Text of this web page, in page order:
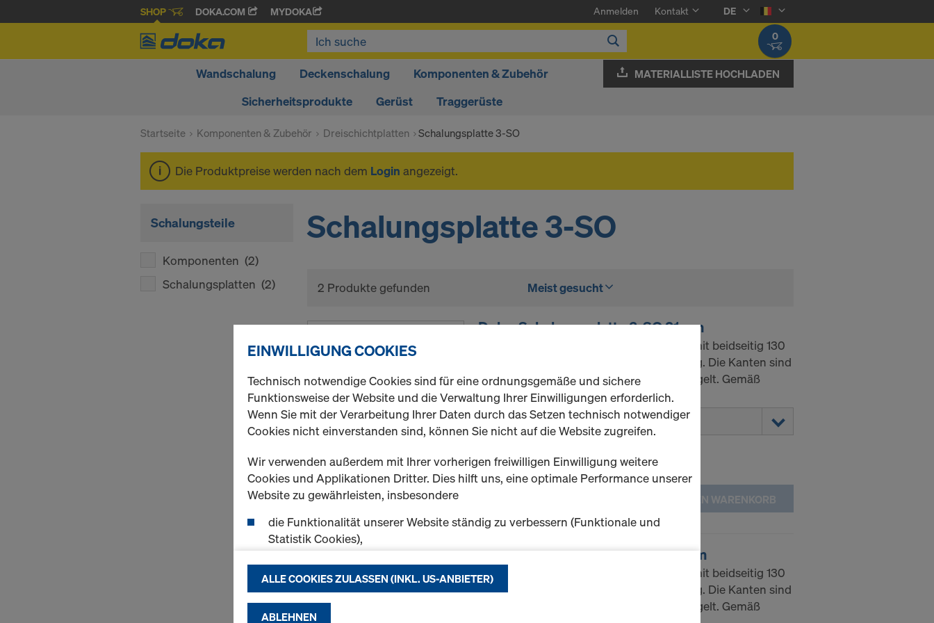
SHOP DOKA.COM MYDOKA Anmelden Kontakt
DE
0
Wandschalung Deckenschalung
Komponenten & Zubehör
Sicherheitsprodukte
Gerüst Traggerüste
MATERIALLISTE HOCHLADEN
Startseite Komponenten & Zubehör Dreischichtplatten Schalungsplatte 3-SO
Die Produktpreise werden nach dem Login angezeigt.
Schalungsteile
Komponenten (2)
Schalungsplatten (2)
Schalungsplatte 3-SO
2 Produkte gefunden Meist gesucht
Doka-Schalungsplatte 3-SO 21mm
Dreischicht-Massivholzplatte aus Fichte mit beidseitig 130
g/m² Harnstoff-Melaminharzbeschichtung. Die Kanten sind
mit einer Dispersionsbeschichtung versiegelt. Gemäß
ÖNORM B 3023.
Variante auswählen
Neu
IN DEN WARENKORB
Doka-Schalungsplatte 3-SO 27mm
Dreischicht-Massivholzplatte aus Fichte mit beidseitig 130
g/m² Harnstoff-Melaminharzbeschichtung. Die Kanten sind
mit einer Dispersionsbeschichtung versiegelt. Gemäß
EINWILLIGUNG COOKIES
Technisch notwendige Cookies sind für eine ordnungsgemäße und sichere
Funktionsweise der Website und die Verwaltung Ihrer Einwilligungen erforderlich.
Wenn Sie mit der Verarbeitung Ihrer Daten durch das Setzen technisch notwendiger
Cookies nicht einverstanden sind, können Sie nicht auf die Website zugreifen.
Wir verwenden außerdem mit Ihrer vorherigen freiwilligen Einwilligung weitere
Cookies und Applikationen Dritter. Dies hilft uns, eine optimale Performance unserer
Website zu gewährleisten, insbesondere
die Funktionalität unserer Website ständig zu verbessern (Funktionale und
Statistik Cookies),
ermöglichen (Funktionale und Statistik-Cookies) oder
passende Werbung für Sie als User auf bestimmten Plattformen zu schalten
(Marketing-Cookies).
ALLE COOKIES ZULASSEN (INKL. US-ANBIETER)
ABLEHNEN